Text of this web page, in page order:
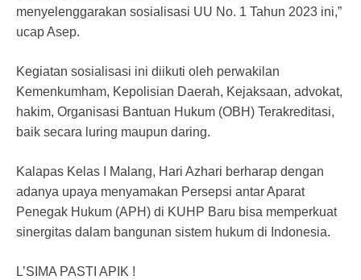
menyelenggarakan sosialisasi UU No. 1 Tahun 2023 ini,”
ucap Asep.
Kegiatan sosialisasi ini diikuti oleh perwakilan
Kemenkumham, Kepolisian Daerah, Kejaksaan, advokat,
hakim, Organisasi Bantuan Hukum (OBH) Terakreditasi,
baik secara luring maupun daring.
Kalapas Kelas I Malang, Hari Azhari berharap dengan
adanya upaya menyamakan Persepsi antar Aparat
Penegak Hukum (APH) di KUHP Baru bisa memperkuat
sinergitas dalam bangunan sistem hukum di Indonesia.
L’SIMA PASTI APIK !